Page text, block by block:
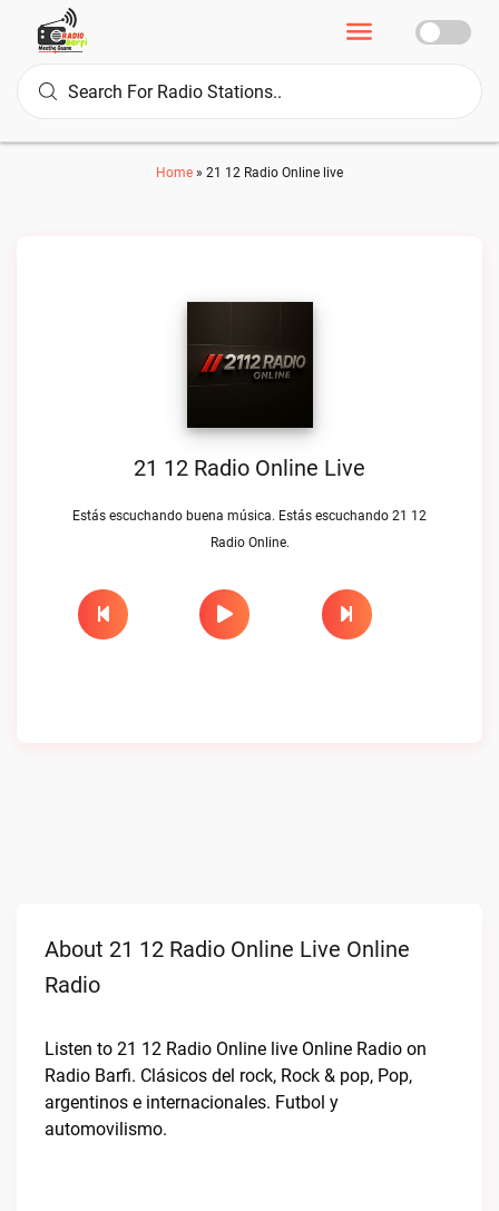
Home » 21 12 Radio Online live
21 12 Radio Online Live
Estás escuchando buena música. Estás escuchando 21 12
Radio Online.
About 21 12 Radio Online Live Online
Radio
Listen to 21 12 Radio Online live Online Radio on
Radio Barfi. Clásicos del rock, Rock & pop, Pop,
argentinos e internacionales. Futbol y
automovilismo.